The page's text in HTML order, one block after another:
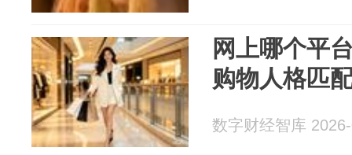
网上哪个平
购物人格匹
数字财经智库